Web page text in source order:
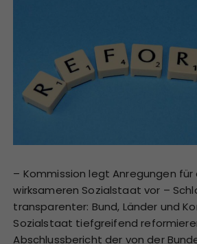
– Kommission legt Anregungen
wirksameren Sozialstaat vor –
transparenter: Bund, Länder und
Sozialstaat tiefgreifend
Abschlussbericht der von der